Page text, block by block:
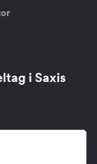
i Saxis